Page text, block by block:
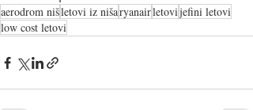
aerodrom nišletovi iz nišaryanairletovijefini letovi
low cost letovi